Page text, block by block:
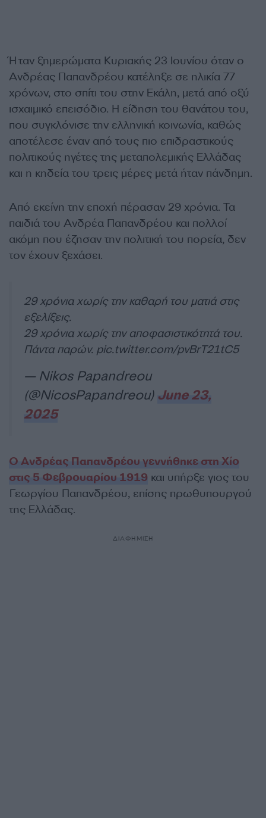
Ήταν ξημερώματα Κυριακής 23 Ιουνίου όταν ο
Ανδρέας Παπανδρέου κατέληξε σε ηλικία 77
χρόνων, στο σπίτι του στην Εκάλη, μετά από οξύ
ισχαιμικό επεισόδιο. Η είδηση του θανάτου του,
που συγκλόνισε την ελληνική κοινωνία, καθώς
αποτέλεσε έναν από τους πιο επιδραστικούς
πολιτικούς ηγέτες της μεταπολεμικής Ελλάδας
και η κηδεία του τρεις μέρες μετά ήταν πάνδημη.
Από εκείνη την εποχή πέρασαν 29 χρόνια. Τα
παιδιά του Ανδρέα Παπανδρέου και πολλοί
ακόμη που έζησαν την πολιτική του πορεία, δεν
τον έχουν ξεχάσει.
29 χρόνια χωρίς την καθαρή του ματιά στις
εξελίξεις.
29 χρόνια χωρίς την αποφασιστικότητά του.
Πάντα παρών. pic.twitter.com/pvBrT21tC5
— Nikos Papandreou
(@NicosPapandreou) June 23,
2025
Ο Ανδρέας Παπανδρέου γεννήθηκε στη Χίο
στις 5 Φεβρουαρίου 1919 και υπήρξε γιος του
Γεωργίου Παπανδρέου, επίσης πρωθυπουργού
της Ελλάδας.
ΔΙΑΦΗΜΙΣΗ